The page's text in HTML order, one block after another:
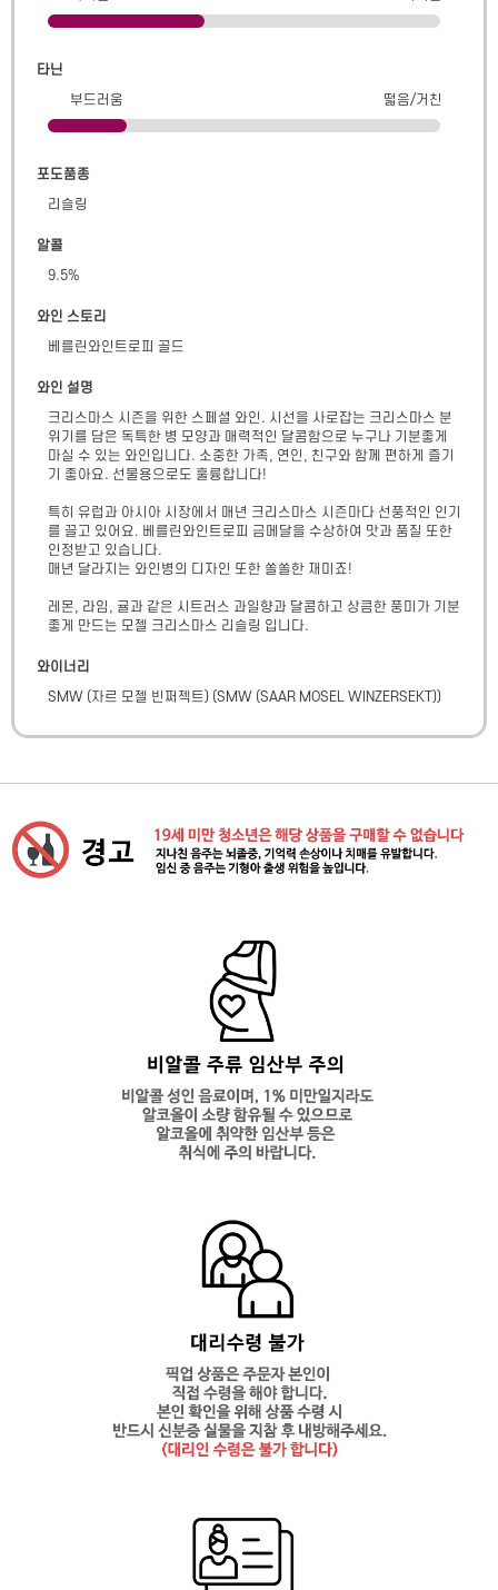
타닌
부드러움
떫음/거친
포도품종
리슬링
알콜
9.5%
와인 스토리
베를린와인트로피 골드
와인 설명
크리스마스 시즌을 위한 스페셜 와인. 시선을 사로잡는 크리스마스 분
위기를 담은 독특한 병 모양과 매력적인 달콤함으로 누구나 기분좋게
마실 수 있는 와인입니다. 소중한 가족, 연인, 친구와 함께 편하게 즐기
기 좋아요. 선물용으로도 훌륭합니다!
특히 유럽과 아시아 시장에서 매년 크리스마스 시즌마다 선풍적인 인기
를 끌고 있어요. 베를린와인트로피 금메달을 수상하여 맛과 품질 또한
인정받고 있습니다.
매년 달라지는 와인병의 디자인 또한 쏠쏠한 재미죠!
레몬, 라임, 귤과 같은 시트러스 과일향과 달콤하고 상큼한 풍미가 기분
좋게 만드는 모젤 크리스마스 리슬링 입니다.
와이너리
SMW (자르 모젤 빈쩌젝트) (SMW (SAAR MOSEL WINZERSEKT))